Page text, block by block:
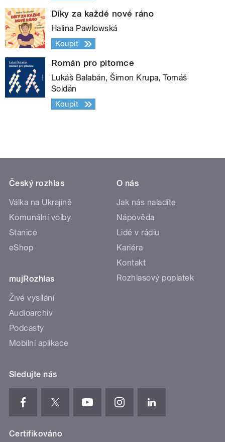
Díky za každé nové ráno
Halina Pawlowská
Koupit
Román pro pitomce
Lukáš Balabán, Šimon Krupa, Tomáš
Soldán
Koupit
Český rozhlas
Válka na Ukrajině
Komunální volby
Stanice
eShop
mujRozhlas
Živé vysílání
Audioarchiv
Podcasty
Mobilní aplikace
O nás
Jak nás naladíte
Nápověda
Lidé v rádiu
Kariéra
Kontakt
Rozhlasový poplatek
Sledujte nás
Certifikováno